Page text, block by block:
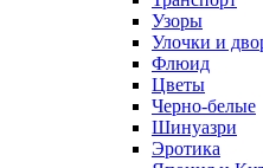
Узоры
Улочки и
Флюид
Цветы
Черно-белые
Шинуазри
Эротика